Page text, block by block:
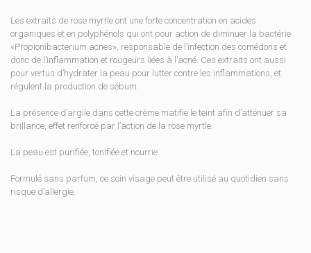
Les extraits de rose myrtle ont une forte concentration en acides
organiques et en polyphénols qui ont pour action de diminuer la bactérie
«Propionibacterium acnes», responsable de l’infection des comédons et
donc de l’inflammation et rougeurs liées à l’acné. Ces extraits ont aussi
pour vertus d’hydrater la peau pour lutter contre les inflammations, et
régulent la production de sébum.
La présence d’argile dans cette crème matifie le teint afin d’atténuer sa
brillance, effet renforcé par l’action de la rose myrtle.
La peau est purifiée, tonifiée et nourrie.
Formulé sans parfum, ce soin visage peut être utilisé au quotidien sans
risque d’allergie.